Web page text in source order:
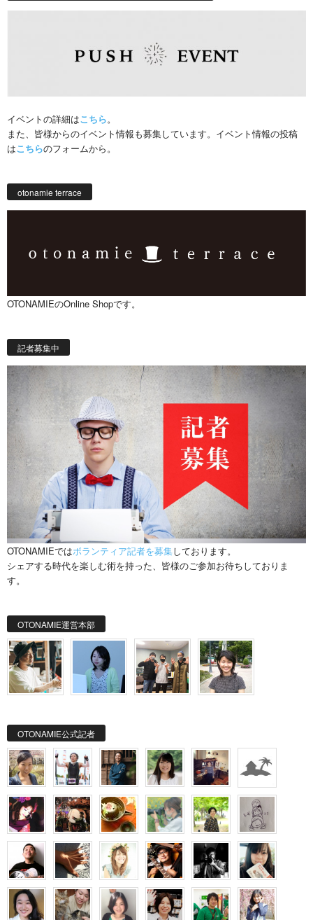
イベントの詳細はこちら。
また、皆様からのイベント情報も募集しています。イベント情報の投稿
はこちらのフォームから。
otonamie terrace
OTONAMIEのOnline Shopです。
記者募集中
OTONAMIEではボランティア記者を募集しております。
シェアする時代を楽しむ術を持った、皆様のご参加お待ちしておりま
す。
OTONAMIE運営本部
OTONAMIE公式記者